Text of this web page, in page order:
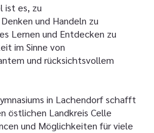
ist es, zu
und Handeln zu
Lernen und Entdecken zu
im Sinne von
und rücksichtsvollem
in Lachendorf schafft
östlichen Landkreis Celle
und Möglichkeiten für viele